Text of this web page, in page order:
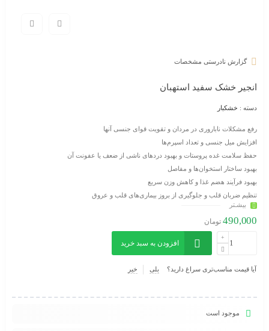
گزارش نادرستی مشخصات
انجیر خشک سفید استهبان
دسته : خشکبار
رفع مشکلات ناباروری در مردان و تقویت قوای جنسی آنها
افزایش میل جنسی و تعداد اسپرم‌ها
حفظ سلامت غده پروستات و بهبود دردهای ناشی از ضعف یا عفونت آن
بهبود ساختار استخوان‌ها و مفاصل
بهبود فرآیند هضم غذا و کاهش وزن سریع
تنظیم ضربان قلب و جلوگیری از بروز بیماری‌های قلب و عروق
بیشـتر
490,000 تومان
افزودن به سبد خرید
آیا قیمت مناسب‌تری سراغ دارید؟ بلی خیر
موجود است